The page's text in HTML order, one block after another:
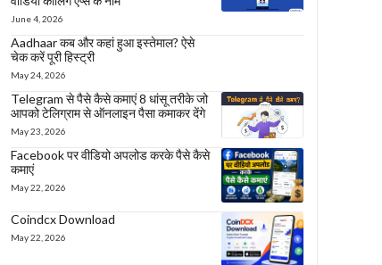
June 4, 2026
Aadhaar कब और कहां हुआ इस्तेमाल? ऐसे
चेक करें पूरी हिस्ट्री
May 24, 2026
Telegram से पैसे कैसे कमाएं 8 धांसू तरीके जो
आपको टेलिग्राम से ऑनलाइन पैसा कमाकर देंगे
May 23, 2026
Facebook पर वीडियो अपलोड करके पैसे कैसे
कमाएं
May 22, 2026
Coindcx Download
May 22, 2026